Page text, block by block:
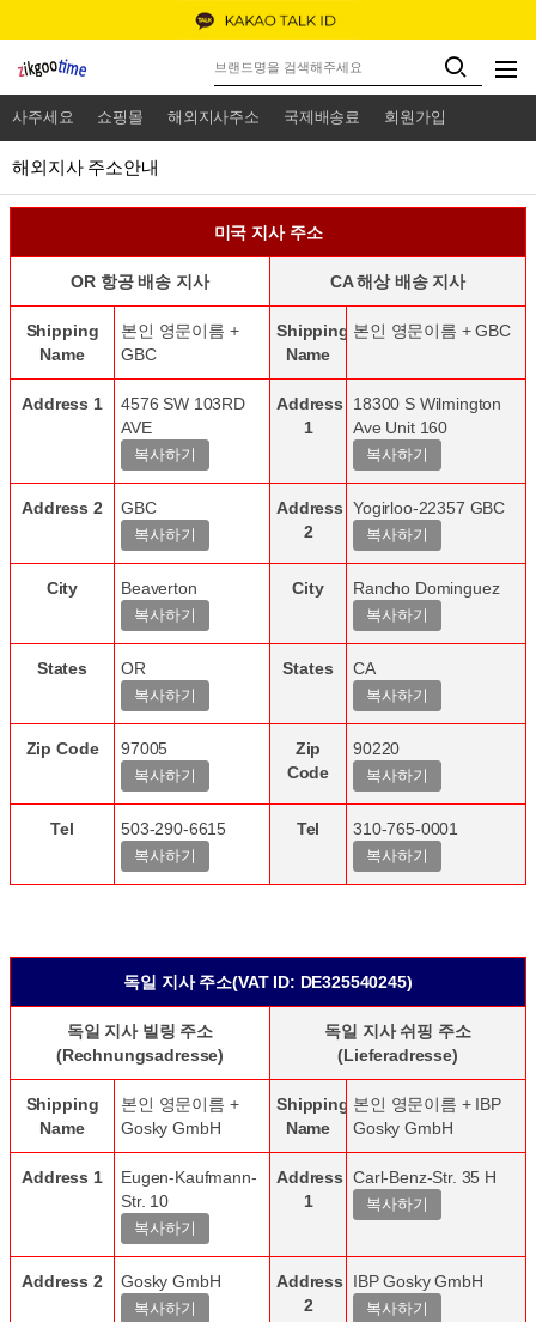
사주세요 쇼핑몰 해외지사주소 국제배송료 회원가입
해외지사 주소안내
미국 지사 주소
OR 항공 배송 지사 CA 해상 배송 지사
Shipping
Name
본인 영문이름 +
GBC
Shipping
Name
본인 영문이름 + GBC
Address 1
4576 SW 103RD
AVE
Address
1
18300 S Wilmington
Ave Unit 160
Address 2 GBC
Address
2
Yogirloo-22357 GBC
City Beaverton City Rancho Dominguez
States OR States CA
Zip Code 97005
Zip
Code
90220
Tel 503-290-6615 Tel 310-765-0001
독일 지사 주소(VAT ID: DE325540245)
독일 지사 빌링 주소
(Rechnungsadresse)
독일 지사 쉬핑 주소
(Lieferadresse)
Shipping
Name
본인 영문이름 +
Gosky GmbH
Shipping
Name
본인 영문이름 + IBP
Gosky GmbH
Address 1
Eugen-Kaufmann-
Str. 10
Address
1
Carl-Benz-Str. 35 H
Address 2 Gosky GmbH
Address
2
IBP Gosky GmbH